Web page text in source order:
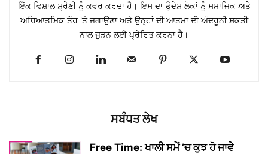
ਇੱਕ ਵਿਸ਼ਾਲ ਸ਼੍ਰੇਣੀ ਨੂੰ ਕਵਰ ਕਰਦਾ ਹੈ। ਇਸ ਦਾ ਉਦੇਸ਼ ਲੋਕਾਂ ਨੂੰ ਸਮਾਜਿਕ ਅਤੇ
ਅਧਿਆਤਮਿਕ ਤੌਰ 'ਤੇ ਜਗਾਉਣਾ ਅਤੇ ਉਨ੍ਹਾਂ ਦੀ ਆਤਮਾ ਦੀ ਅੰਦਰੂਨੀ ਸ਼ਕਤੀ
ਨਾਲ ਜੁੜਨ ਲਈ ਪ੍ਰੇਰਿਤ ਕਰਨਾ ਹੈ।
ਸਬੰਧਤ ਲੇਖ
Free Time: ਖਾਲੀ ਸਮੇਂ ’ਚ ਕੁਝ ਹੋ ਜਾਵੇ